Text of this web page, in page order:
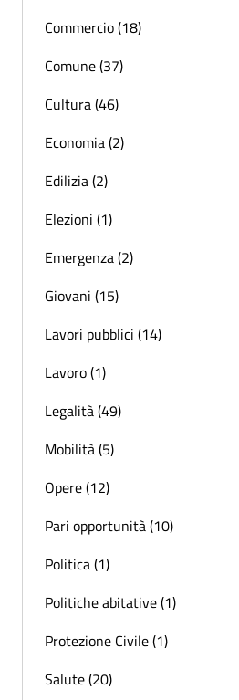
Commercio (18)
Comune (37)
Cultura (46)
Economia (2)
Edilizia (2)
Elezioni (1)
Emergenza (2)
Giovani (15)
Lavori pubblici (14)
Lavoro (1)
Legalità (49)
Mobilità (5)
Opere (12)
Pari opportunità (10)
Politica (1)
Politiche abitative (1)
Protezione Civile (1)
Salute (20)